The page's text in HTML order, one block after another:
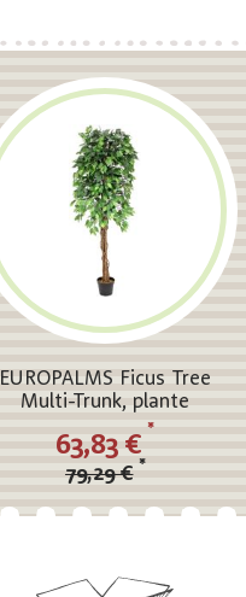
EUROPALMS Ficus Tree
Multi-Trunk, plante
artificielle, 180cm
79,29 € *
63,83 €
*